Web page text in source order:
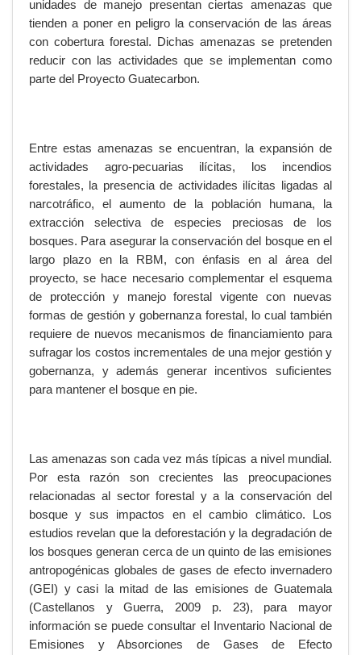
unidades de manejo presentan ciertas amenazas que
tienden a poner en peligro la conservación de las áreas
con cobertura forestal. Dichas amenazas se pretenden
reducir con las actividades que se implementan como
parte del Proyecto Guatecarbon.
Entre estas amenazas se encuentran, la expansión de
actividades agro-pecuarias ilícitas, los incendios
forestales, la presencia de actividades ilícitas ligadas al
narcotráfico, el aumento de la población humana, la
extracción selectiva de especies preciosas de los
bosques. Para asegurar la conservación del bosque en el
largo plazo en la RBM, con énfasis en al área del
proyecto, se hace necesario complementar el esquema
de protección y manejo forestal vigente con nuevas
formas de gestión y gobernanza forestal, lo cual también
requiere de nuevos mecanismos de financiamiento para
sufragar los costos incrementales de una mejor gestión y
gobernanza, y además generar incentivos suficientes
para mantener el bosque en pie.
Las amenazas son cada vez más típicas a nivel mundial.
Por esta razón son crecientes las preocupaciones
relacionadas al sector forestal y a la conservación del
bosque y sus impactos en el cambio climático. Los
estudios revelan que la deforestación y la degradación de
los bosques generan cerca de un quinto de las emisiones
antropogénicas globales de gases de efecto invernadero
(GEI) y casi la mitad de las emisiones de Guatemala
(Castellanos y Guerra, 2009 p. 23), para mayor
información se puede consultar el Inventario Nacional de
Emisiones y Absorciones de Gases de Efecto